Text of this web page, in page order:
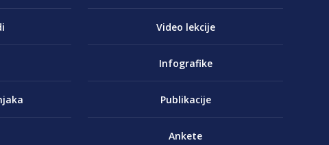
Video lekcije
Infografike
Publikacije
Ankete